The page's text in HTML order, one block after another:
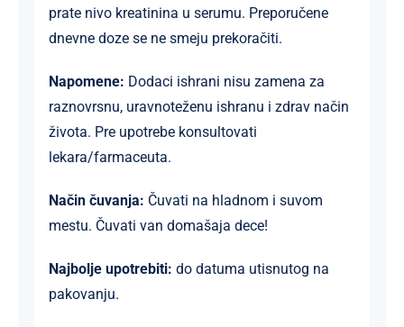
prate nivo kreatinina u serumu. Preporučene
dnevne doze se ne smeju prekoračiti.
Napomene: Dodaci ishrani nisu zamena za
raznovrsnu, uravnoteženu ishranu i zdrav način
života. Pre upotrebe konsultovati
lekara/farmaceuta.
Način čuvanja: Čuvati na hladnom i suvom
mestu. Čuvati van domašaja dece!
Najbolje upotrebiti: do datuma utisnutog na
pakovanju.